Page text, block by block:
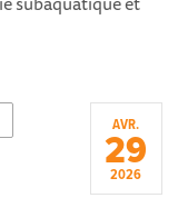
AVR.
29
2026